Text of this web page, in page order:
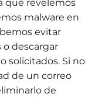
que revelemos
malware en
evitar
o descargar
solicitados. Si no
de un correo
de